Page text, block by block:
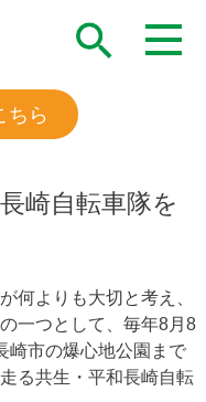
ちら
崎自転車隊を
何よりも大切と考え、
一つとして、毎年8月8
崎市の爆心地公園まで
る共生・平和長崎自転